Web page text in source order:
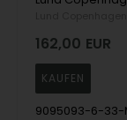
162,00 EUR
9095093-6-33-